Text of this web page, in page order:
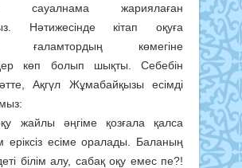
сауалнама жариялаған
Нәтижесінде кітап оқуға
ғаламтордың көмегіне
көп болып шықты. Себебін
Ақгүл Жұмабайқызы есімді
жайлы әңгіме қозғала қалса
еріксіз есіме оралады. Баланың
білім алу, сабақ оқу емес пе?!